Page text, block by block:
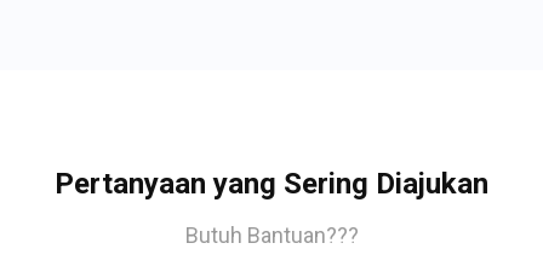
Pertanyaan yang Sering Diajukan
Butuh Bantuan???